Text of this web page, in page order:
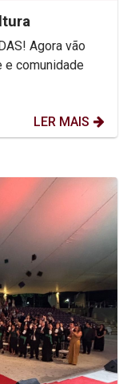
Agora vão
e comunidade
LER MAIS